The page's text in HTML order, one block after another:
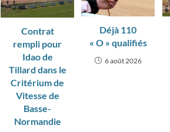
Contrat
rempli pour
Idao de
Tillard dans le
Critérium de
Vitesse de
Basse-
Normandie
Déjà 110
« O » qualifiés
6 août 2026